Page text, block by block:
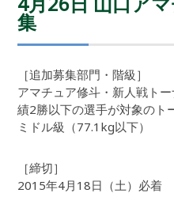
集
［追加募集部門・階級］
アマチュア修斗・新人戦ト
績2勝以下の選手が対象のト
ミドル級（77.1kg以下）
［締切］
2015年4月18日（土）必着